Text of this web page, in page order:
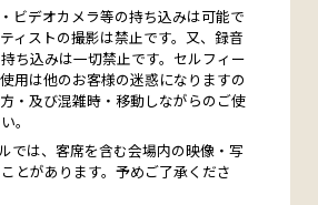
ビデオカメラ等の持ち込みは可能で
ィストの撮影は禁止です。又、録音
ち込みは一切禁止です。セルフィー
用は他のお客様の迷惑になりますの
・及び混雑時・移動しながらのご使
。
では、客席を含む会場内の映像・写
とがあります。予めご了承くださ